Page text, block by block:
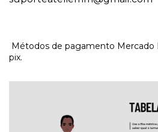
Métodos de pagamento Mercado
pix.